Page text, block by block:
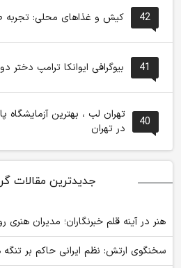
42 کیش و غذاهای محلی:
41 بیوگرافی ایوانکا ترامپ دختر
40
تهران لب ، بهترین آزمایشگاه
در تهران
جدیدترین مقالات
هنر در آینه قلم خبرنگاران؛ مدیران هنری
سخنگوی ارتش: نظم ایرانی حاکم بر